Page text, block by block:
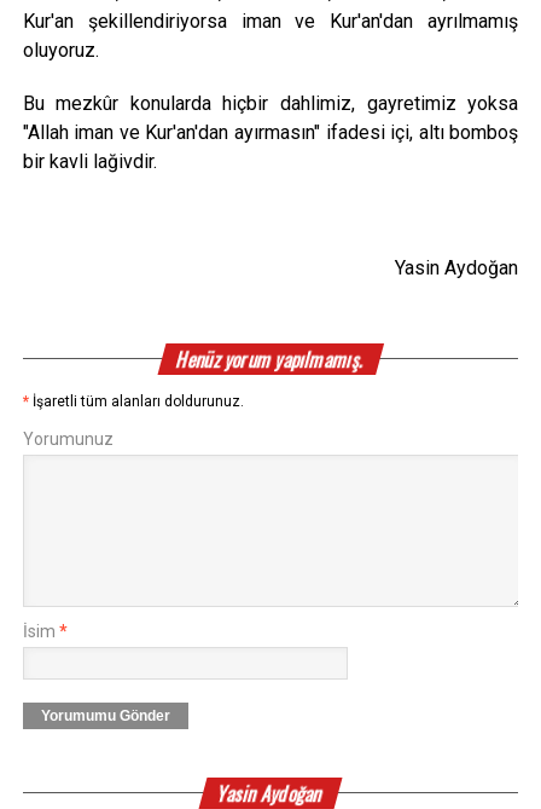
Kur'an şekillendiriyorsa iman ve Kur'an'dan ayrılmamış
oluyoruz.
Bu mezkûr konularda hiçbir dahlimiz, gayretimiz yoksa
"Allah iman ve Kur'an'dan ayırmasın" ifadesi içi, altı bomboş
bir kavli lağivdir.
Yasin Aydoğan
Henüz yorum yapılmamış.
* İşaretli tüm alanları doldurunuz.
Yorumunuz
İsim *
Yorumumu Gönder
Yasin Aydoğan